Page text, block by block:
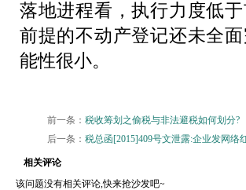
落地进程看，执行力度低
前提的不动产登记还未全
能性很小。
前一条： 税收筹划之偷税与非法避税如何划分?
后一条： 税总函[2015]409号文泄露:企业发网络
相关评论
该问题没有相关评论,快来抢沙发吧~